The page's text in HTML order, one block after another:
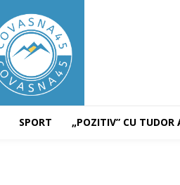
SPORT „POZITIV” CU TUDOR